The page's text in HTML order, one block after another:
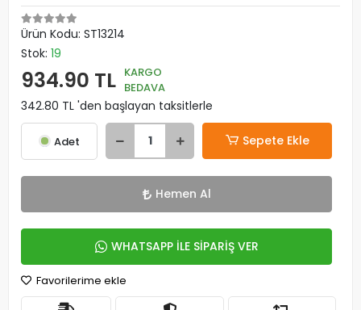
Ürün Kodu: ST13214
Stok: 19
934.90 TL KARGO
BEDAVA
342.80 TL 'den başlayan taksitlerle
Adet Sepete Ekle
Hemen Al
WHATSAPP İLE SİPARİŞ VER
Favorilerime ekle